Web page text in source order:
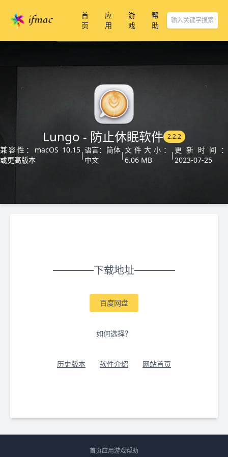
首
页
应
用
游
戏
帮
助
Lungo - 防止休眠软件 2.2.2
兼容性：macOS 10.15
或更高版本
|
语言：简体
中文
|
文件大小：
6.06 MB
|
更新时间：
2023-07-25
下载地址
百度网盘
如何选择？
历史版本 软件介绍 网站首页
首页应用游戏帮助